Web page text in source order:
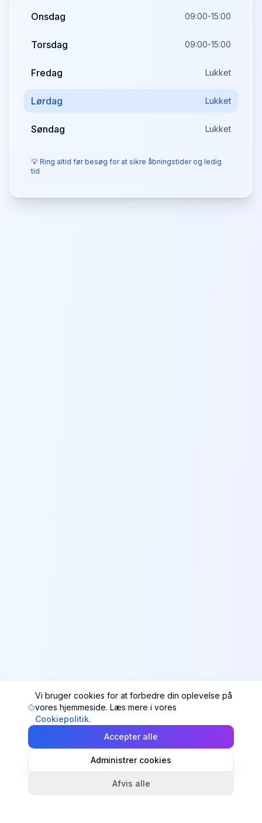
Onsdag 09:00-15:00
Torsdag 09:00-15:00
Fredag Lukket
Lørdag Lukket
Søndag Lukket
💡 Ring altid før besøg for at sikre åbningstider og ledig
tid
Vi bruger cookies for at forbedre din oplevelse på
vores hjemmeside. Læs mere i vores
Cookiepolitik.
Accepter alle
Administrer cookies
Afvis alle